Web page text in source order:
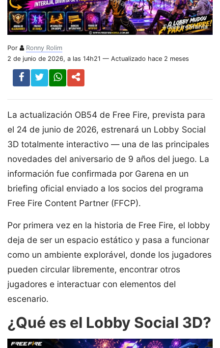
Por
Ronny Rolim
2 de junio de 2026, a las 14h21 — Actualizado hace 2 meses
La actualización OB54 de Free Fire, prevista para
el 24 de junio de 2026, estrenará un Lobby Social
3D totalmente interactivo — una de las principales
novedades del aniversario de 9 años del juego. La
información fue confirmada por Garena en un
briefing oficial enviado a los socios del programa
Free Fire Content Partner (FFCP).
Por primera vez en la historia de Free Fire, el lobby
deja de ser un espacio estático y pasa a funcionar
como un ambiente explorável, donde los jugadores
pueden circular libremente, encontrar otros
jugadores e interactuar con elementos del
escenario.
¿Qué es el Lobby Social 3D?